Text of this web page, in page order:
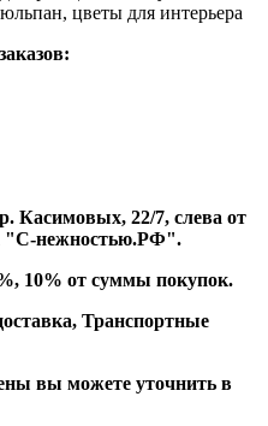
цветы для интерьера
Касимовых, 22/7, слева от
"С-нежностью.РФ".
10% от суммы покупок.
Транспортные
вы можете уточнить в